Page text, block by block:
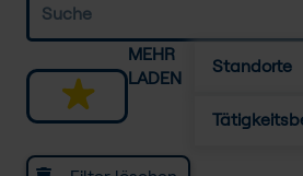
MEHR
LADEN
Standorte